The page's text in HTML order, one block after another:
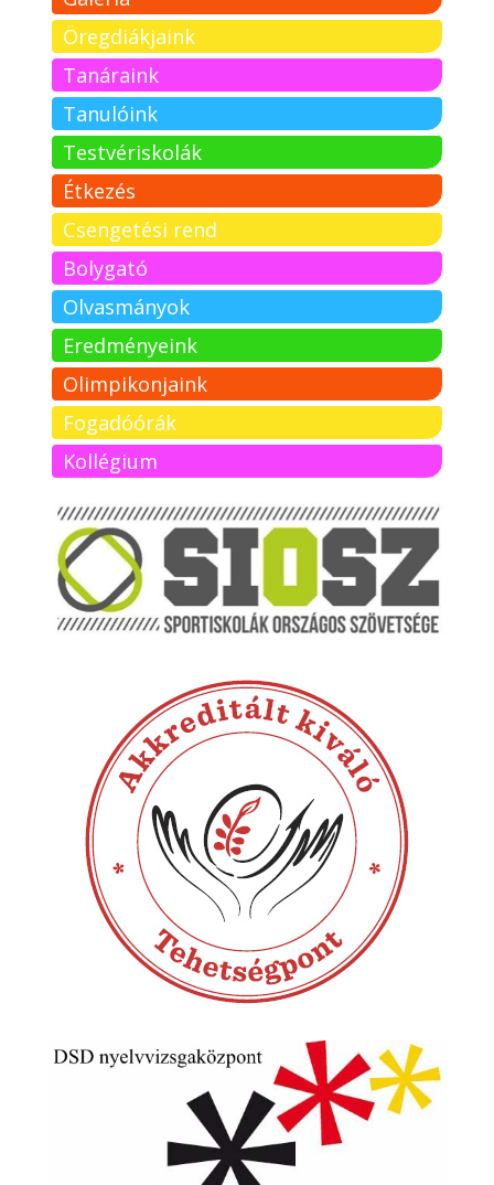
Öregdiákjaink
Tanáraink
Tanulóink
Testvériskolák
Étkezés
Csengetési rend
Bolygató
Olvasmányok
Eredményeink
Olimpikonjaink
Fogadóórák
Kollégium